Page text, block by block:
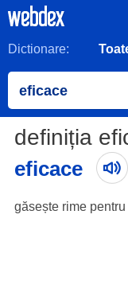
Dictionare:
definiția
eficace
găsește rime pentru